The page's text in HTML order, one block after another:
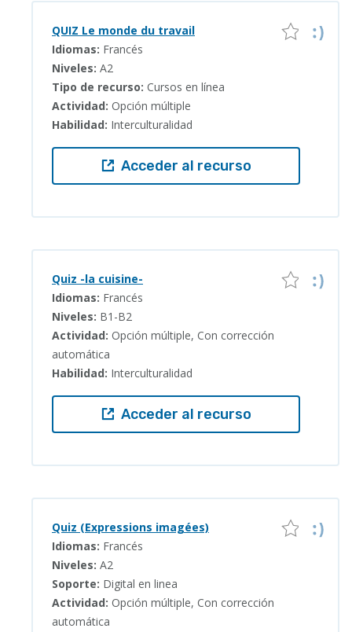
QUIZ Le monde du travail
Idiomas: Francés
Niveles: A2
Tipo de recurso: Cursos en línea
Actividad: Opción múltiple
Habilidad: Interculturalidad
Acceder al recurso
Quiz -la cuisine-
Idiomas: Francés
Niveles: B1-B2
Actividad: Opción múltiple, Con corrección
automática
Habilidad: Interculturalidad
Acceder al recurso
Quiz (Expressions imagées)
Idiomas: Francés
Niveles: A2
Soporte: Digital en linea
Actividad: Opción múltiple, Con corrección
automática